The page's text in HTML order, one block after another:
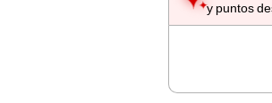
y puntos